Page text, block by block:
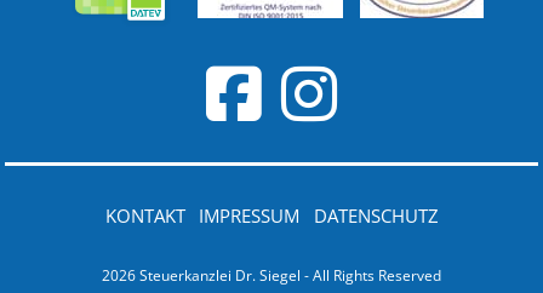
2026 Steuerkanzlei Dr. Siegel - All Rights Reserved
KONTAKT IMPRESSUM DATENSCHUTZ